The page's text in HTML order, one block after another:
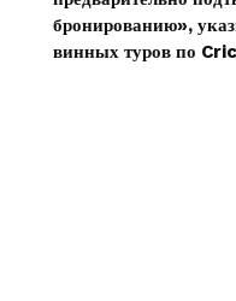
бронированию»,
винных туров по